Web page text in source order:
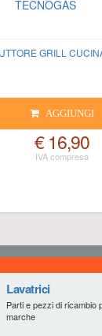
GRILL
AGGIUNGI
€ 16,90
Lavatrici
Parti e pezzi di ricambio
marche